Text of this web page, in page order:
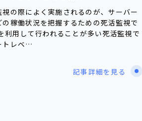
視の際によく実施されるのが、サーバー
の稼働状況を把握するための死活監視で
利用して行われることが多い死活監視で
トレベ…
記事詳細を見る